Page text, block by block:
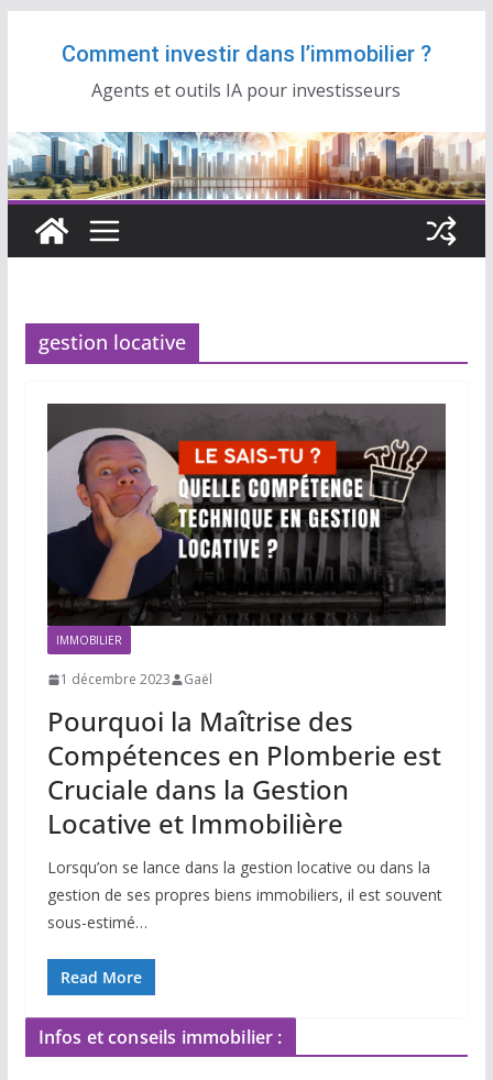
Comment investir dans l’immobilier ?
Agents et outils IA pour investisseurs
gestion locative
IMMOBILIER
1 décembre 2023 Gaël
Pourquoi la Maîtrise des
Compétences en Plomberie est
Cruciale dans la Gestion
Locative et Immobilière
Lorsqu’on se lance dans la gestion locative ou dans la
gestion de ses propres biens immobiliers, il est souvent
sous-estimé…
Read More
Infos et conseils immobilier :